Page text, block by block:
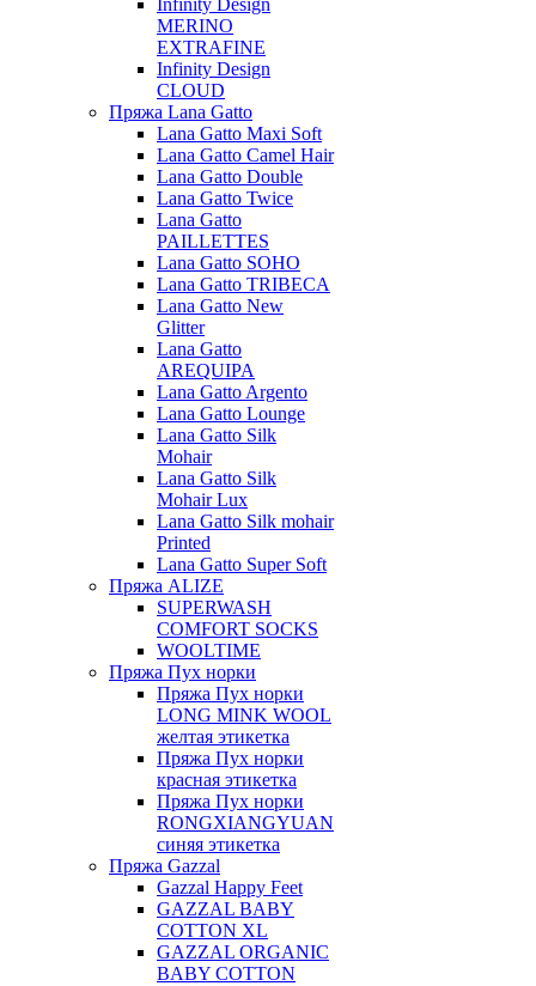
Infinity Design
MERINO
EXTRAFINE
Infinity Design
CLOUD
Пряжа Lana Gatto
Lana Gatto Maxi Soft
Lana Gatto Camel Hair
Lana Gatto Double
Lana Gatto Twice
Lana Gatto
PAILLETTES
Lana Gatto SOHO
Lana Gatto TRIBECA
Lana Gatto New
Glitter
Lana Gatto
AREQUIPA
Lana Gatto Argento
Lana Gatto Lounge
Lana Gatto Silk
Mohair
Lana Gatto Silk
Mohair Lux
Lana Gatto Silk mohair
Printed
Lana Gatto Super Soft
Пряжа ALIZE
SUPERWASH
COMFORT SOCKS
WOOLTIME
Пряжа Пух норки
Пряжа Пух норки
LONG MINK WOOL
желтая этикетка
Пряжа Пух норки
красная этикетка
Пряжа Пух норки
RONGXIANGYUAN
синяя этикетка
Пряжа Gazzal
Gazzal Happy Feet
GAZZAL BABY
COTTON XL
GAZZAL ORGANIC
BABY COTTON